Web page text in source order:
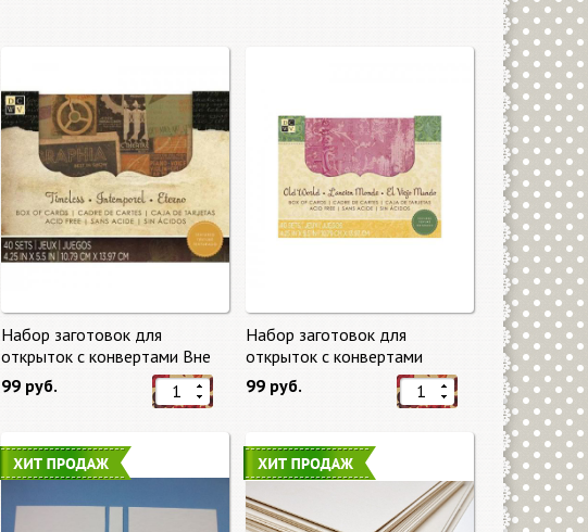
Набор заготовок для
открыток с конвертами Вне
времени (Timeless) от DCWV
99 руб.
Набор заготовок для
открыток с конвертами
Старый мир (Old World) от
DCWV
99 руб.